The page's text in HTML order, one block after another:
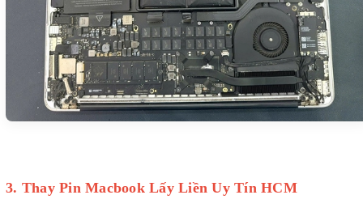
3. Thay Pin Macbook Lấy Liền Uy Tín HCM